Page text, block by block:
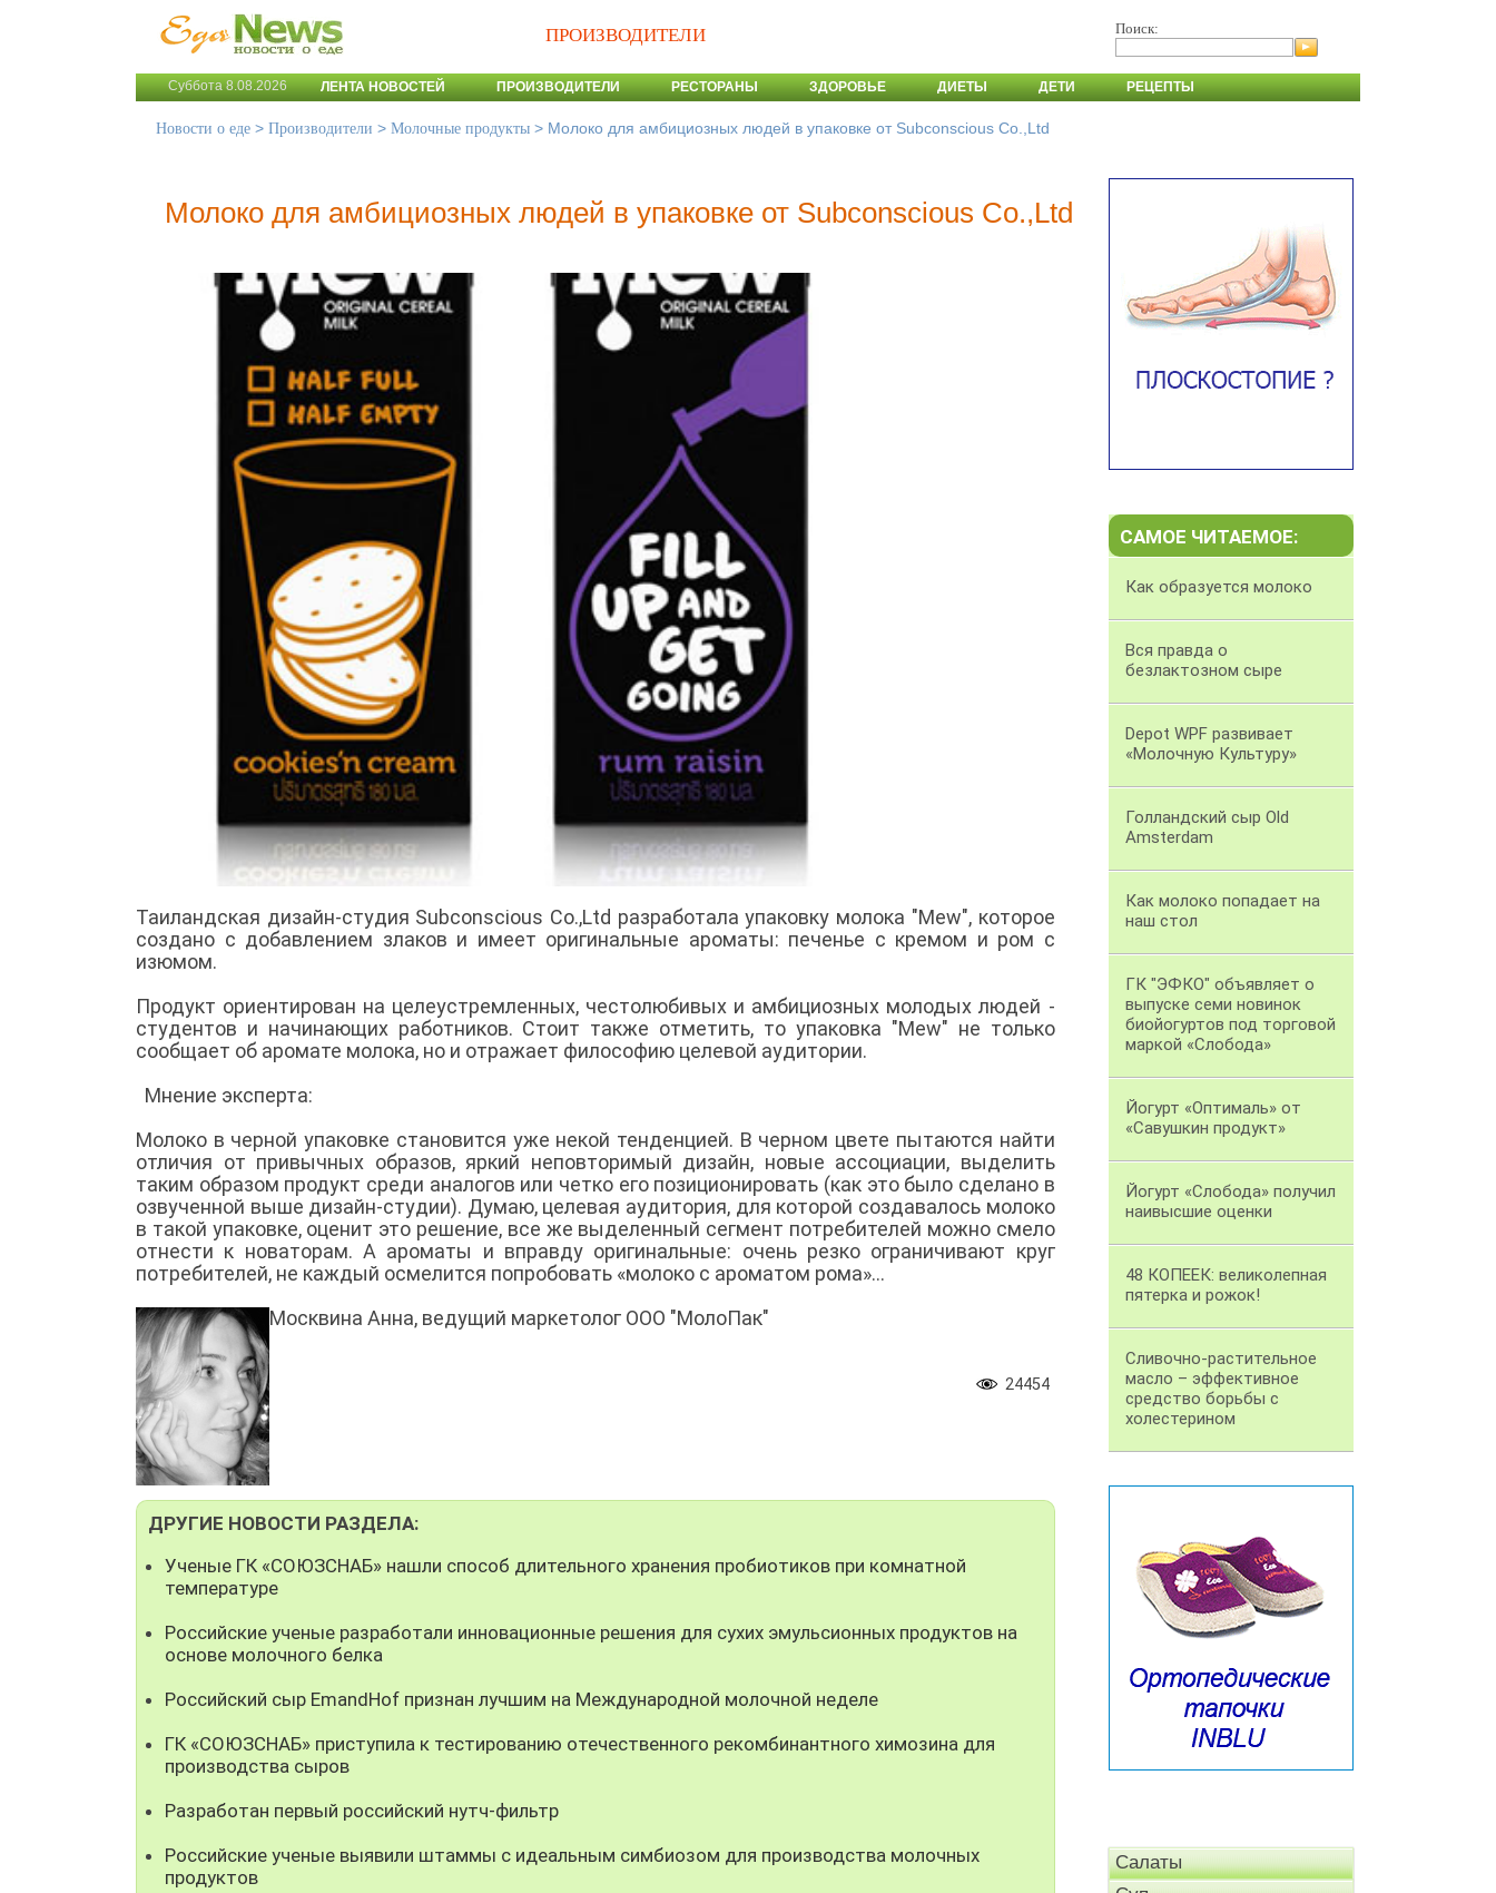
ПРОИЗВОДИТЕЛИ Поиск:
Суббота 8.08.2026 ЛЕНТА НОВОСТЕЙ ПРОИЗВОДИТЕЛИ РЕСТОРАНЫ ЗДОРОВЬЕ ДИЕТЫ ДЕТИ РЕЦЕПТЫ
Новости о еде > Производители > Молочные продукты > Молоко для амбициозных людей в упаковке от Subconscious Co.,Ltd
Молоко для амбициозных людей в упаковке от Subconscious Co.,Ltd
Таиландская дизайн-студия Subconscious Co.,Ltd разработала упаковку молока "Mew", которое
создано с добавлением злаков и имеет оригинальные ароматы: печенье с кремом и ром с
изюмом.
Продукт ориентирован на целеустремленных, честолюбивых и амбициозных молодых людей -
студентов и начинающих работников. Стоит также отметить, то упаковка "Mew" не только
сообщает об аромате молока, но и отражает философию целевой аудитории.
Мнение эксперта:
Молоко в черной упаковке становится уже некой тенденцией. В черном цвете пытаются найти
отличия от привычных образов, яркий неповторимый дизайн, новые ассоциации, выделить
таким образом продукт среди аналогов или четко его позиционировать (как это было сделано в
озвученной выше дизайн-студии). Думаю, целевая аудитория, для которой создавалось молоко
в такой упаковке, оценит это решение, все же выделенный сегмент потребителей можно смело
отнести к новаторам. А ароматы и вправду оригинальные: очень резко ограничивают круг
потребителей, не каждый осмелится попробовать «молоко с ароматом рома»…
Москвина Анна, ведущий маркетолог ООО "МолоПак"
24454
ДРУГИЕ НОВОСТИ РАЗДЕЛА:
Ученые ГК «СОЮЗСНАБ» нашли способ длительного хранения пробиотиков при комнатной
температуре
Российские ученые разработали инновационные решения для сухих эмульсионных продуктов на
основе молочного белка
Российский сыр EmandHof признан лучшим на Международной молочной неделе
ГК «СОЮЗСНАБ» приступила к тестированию отечественного рекомбинантного химозина для
производства сыров
Разработан первый российский нутч-фильтр
Российские ученые выявили штаммы с идеальным симбиозом для производства молочных
продуктов
САМОЕ ЧИТАЕМОЕ:
Как образуется молоко
Вся правда о
безлактозном сыре
Depot WPF развивает
«Молочную Культуру»
Голландский сыр Old
Amsterdam
Как молоко попадает на
наш стол
ГК "ЭФКО" объявляет о
выпуске семи новинок
биойогуртов под торговой
маркой «Слобода»
Йогурт «Оптималь» от
«Савушкин продукт»
Йогурт «Слобода» получил
наивысшие оценки
48 КОПЕЕК: великолепная
пятерка и рожок!
Сливочно-растительное
масло – эффективное
средство борьбы с
холестерином
Салаты